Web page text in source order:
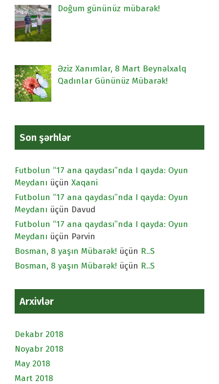
Doğum gününüz mübarək!
Əziz Xanımlar, 8 Mart Beynəlxalq
Qadınlar Gününüz Mübarək!
Son şərhlər
Futbolun “17 ana qaydası”nda I qayda: Oyun
Meydanı üçün Xaqani
Futbolun “17 ana qaydası”nda I qayda: Oyun
Meydanı üçün Davud
Futbolun “17 ana qaydası”nda I qayda: Oyun
Meydanı üçün Pərvin
Bosman, 8 yaşın Mübarək! üçün R..S
Bosman, 8 yaşın Mübarək! üçün R..S
Arxivlər
Dekabr 2018
Noyabr 2018
May 2018
Mart 2018